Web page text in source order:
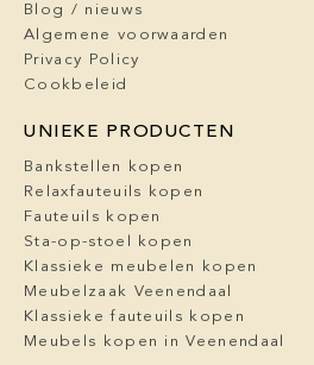
Blog / nieuws
Algemene voorwaarden
Privacy Policy
Cookbeleid
UNIEKE PRODUCTEN
Bankstellen kopen
Relaxfauteuils kopen
Fauteuils kopen
Sta-op-stoel kopen
Klassieke meubelen kopen
Meubelzaak Veenendaal
Klassieke fauteuils kopen
Meubels kopen in Veenendaal